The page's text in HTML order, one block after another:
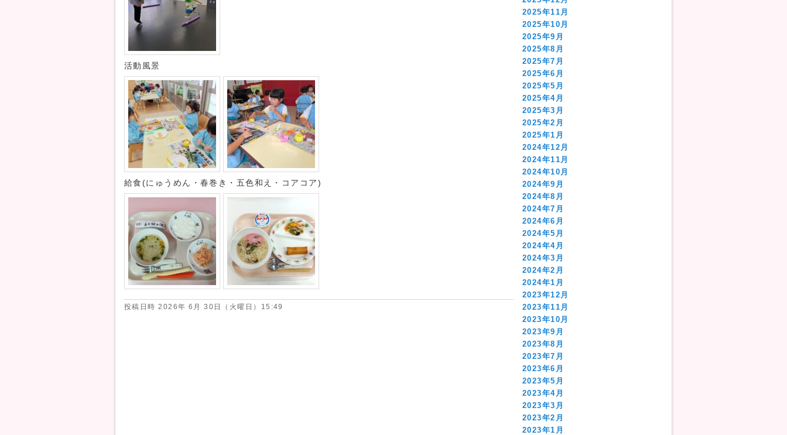
活動風景
給食(にゅうめん・春巻き・五色和え・コアコア)
投稿日時 2026年 6月 30日（火曜日）15:49
2025年11月
2025年10月
2025年9月
2025年8月
2025年7月
2025年6月
2025年5月
2025年4月
2025年3月
2025年2月
2025年1月
2024年12月
2024年11月
2024年10月
2024年9月
2024年8月
2024年7月
2024年6月
2024年5月
2024年4月
2024年3月
2024年2月
2024年1月
2023年12月
2023年11月
2023年10月
2023年9月
2023年8月
2023年7月
2023年6月
2023年5月
2023年4月
2023年3月
2023年2月
2023年1月